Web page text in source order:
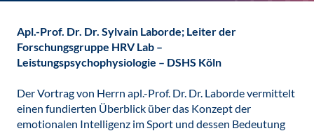
Apl.-Prof. Dr. Dr. Sylvain Laborde; Leiter der
Forschungsgruppe HRV Lab –
Leistungspsychophysiologie – DSHS Köln
Der Vortrag von Herrn apl.-Prof. Dr. Dr. Laborde vermittelt
einen fundierten Überblick über das Konzept der
emotionalen Intelligenz im Sport und dessen Bedeutung